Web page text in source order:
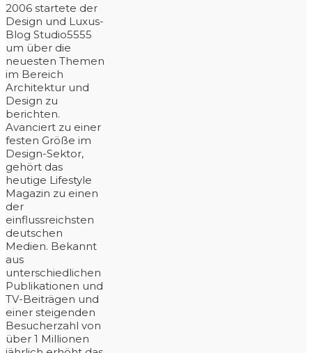
2006 startete der
Design und Luxus-
Blog Studio5555
um über die
neuesten Themen
im Bereich
Architektur und
Design zu
berichten.
Avanciert zu einer
festen Größe im
Design-Sektor,
gehört das
heutige Lifestyle
Magazin zu einen
der
einflussreichsten
deutschen
Medien. Bekannt
aus
unterschiedlichen
Publikationen und
TV-Beiträgen und
einer steigenden
Besucherzahl von
über 1 Millionen